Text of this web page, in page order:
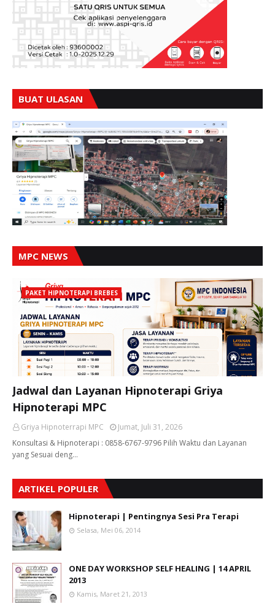
BUAT ULASAN
MPC NEWS
PAKET HIPNOTERAPI BREBES
Jadwal dan Layanan Hipnoterapi Griya
Hipnoterapi MPC
Griya Hipnoterrapi MPC
Jumat, Juli 31, 2026
Konsultasi & Hipnoterapi : 0858-6767-9796 Pilih Waktu dan Layanan
yang Sesuai deng…
ARTIKEL POPULER
Hipnoterapi | Pentingnya Sesi Pra Terapi
Selasa, Mei 06, 2014
ONE DAY WORKSHOP SELF HEALING | 14 APRIL
2013
Kamis, Maret 21, 2013